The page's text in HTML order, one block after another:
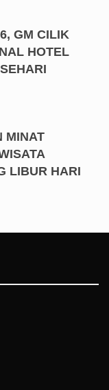
GM CILIK
HOTEL
MINAT
LIBUR HARI